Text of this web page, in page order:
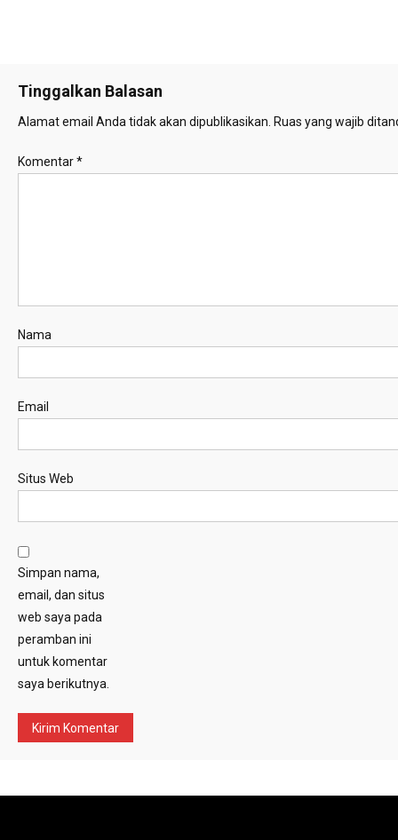
Tinggalkan Balasan
Alamat email Anda tidak akan dipublikasikan. Ruas yang wajib
Komentar*
Nama
Email
Situs Web
Simpan nama,
email, dan situs
web saya pada
peramban ini
untuk komentar
saya berikutnya.